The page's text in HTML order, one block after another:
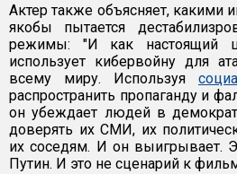
Актер также объясняет, какими
якобы пытается
режимы: "И как настоящий
использует кибервойну для
всему миру. Используя
распространить пропаганду и
он убеждает людей в
доверять их СМИ, их
их соседям. И он выигрывает.
Путин. И это не сценарий к